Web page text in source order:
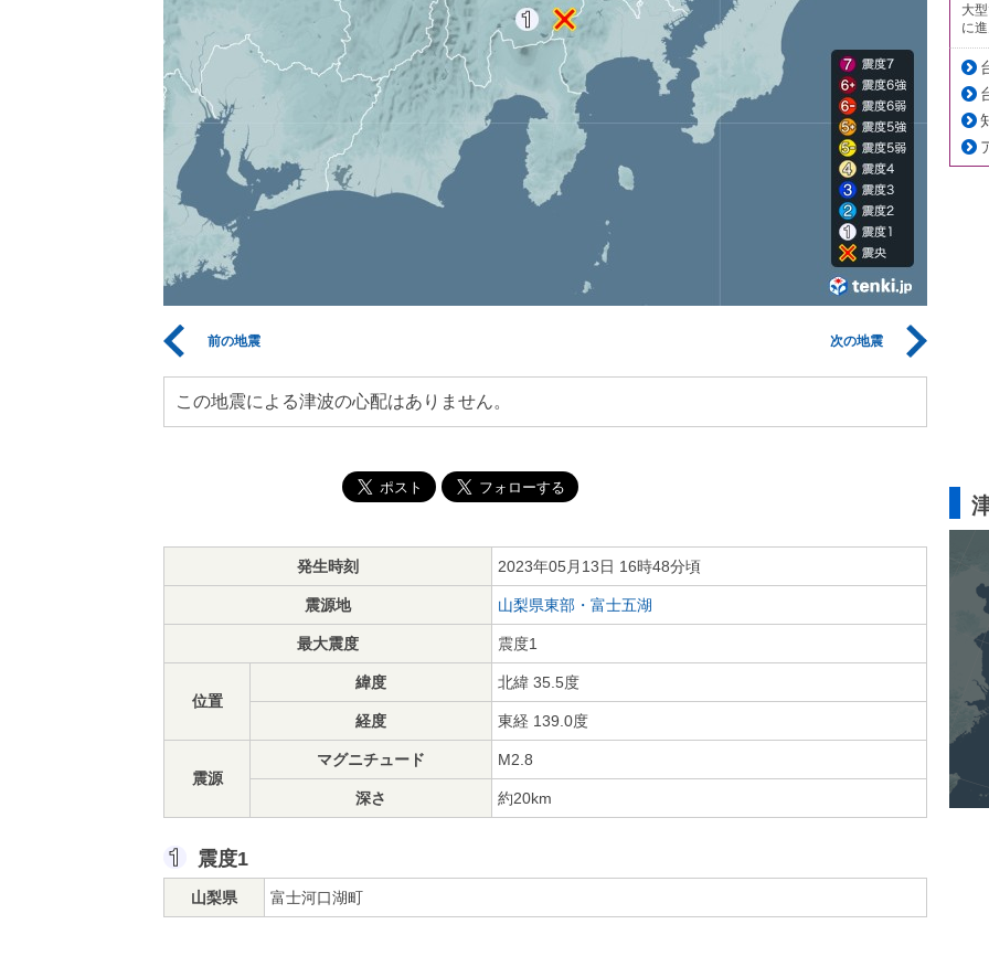
前の地震 次の地震
この地震による津波の心配はありません。
発生時刻 2023年05月13日 16時48分頃
震源地 山梨県東部・富士五湖
最大震度 震度1
位置
緯度 北緯 35.5度
経度 東経 139.0度
震源
マグニチュード M2.8
深さ 約20km
震度1
山梨県 富士河口湖町
大
に